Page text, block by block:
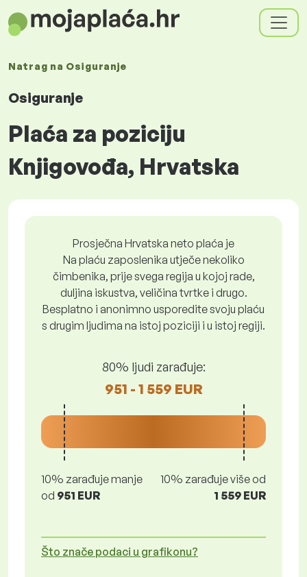
Natrag na Osiguranje
Osiguranje
Plaća za poziciju
Knjigovođa, Hrvatska
Prosječna Hrvatska neto plaća je
Na plaću zaposlenika utječe nekoliko
čimbenika, prije svega regija u kojoj rade,
duljina iskustva, veličina tvrtke i drugo.
Besplatno i anonimno usporedite svoju plaću
s drugim ljudima na istoj poziciji i u istoj regiji.
80% ljudi zarađuje:
951 - 1 559 EUR
10% zarađuje manje
od 951 EUR
10% zarađuje više od
1 559 EUR
Što znače podaci u grafikonu?